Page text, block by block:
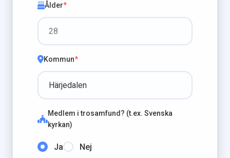
Ålder*
Kommun*
Medlem i trosamfund? (t.ex. Svenska
kyrkan)
Ja Nej